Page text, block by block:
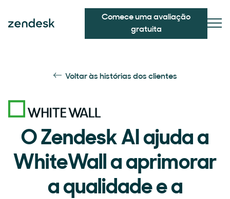
Comece uma avaliação
gratuita
Voltar às histórias dos clientes
O Zendesk AI ajuda a
WhiteWall a aprimorar
a qualidade e a